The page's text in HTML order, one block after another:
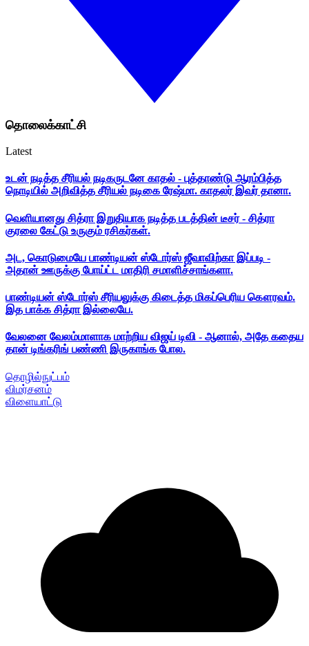
தொலைக்காட்சி
Latest
உடன் நடித்த சீரியல் நடிகருடனே காதல் - புத்தாண்டு ஆரம்பித்த
நொடியில் அறிவித்த சீரியல் நடிகை ரேஷ்மா. காதலர் இவர் தானா.
வெளியானது சித்ரா இறுதியாக நடித்த படத்தின் டீசர் - சித்ரா
குரலை கேட்டு உருகும் ரசிகர்கள்.
அட, கொடுமையே பாண்டியன் ஸ்டோர்ஸ் ஜீவாவிற்கா இப்படி -
அதான் ஊருக்கு போய்ட்ட மாதிரி சமாளிச்சாங்களா.
பாண்டியன் ஸ்டோர்ஸ் சீரியலுக்கு கிடைத்த மிகப்பெரிய கௌரவம்.
இத பாக்க சித்ரா இல்லையே.
வேலனை வேலம்மாளாக மாற்றிய விஜய் டிவி - ஆனால், அதே கதைய
தான் டிங்கரிங் பண்ணி இருகாங்க போல.
தொழில்நுட்பம்
விமர்சனம்
விளையாட்டு